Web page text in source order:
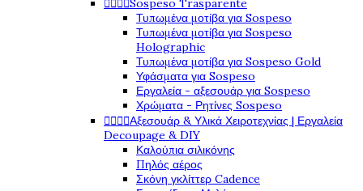
Sospeso Trasparente
Τυπωμένα μοτίβα για Sospeso
Τυπωμένα μοτίβα για Sospeso
Holographic
Τυπωμένα μοτίβα για Sospeso Gold
Υφάσματα για Sospeso
Εργαλεία - αξεσουάρ για Sospeso
Χρώματα - Ρητίνες Sospeso
Αξεσουάρ & Υλικά Χειροτεχνίας | Εργαλεία
Decoupage & DIY
Καλούπια σιλικόνης
Πηλός αέρος
Σκόνη γκλίττερ Cadence